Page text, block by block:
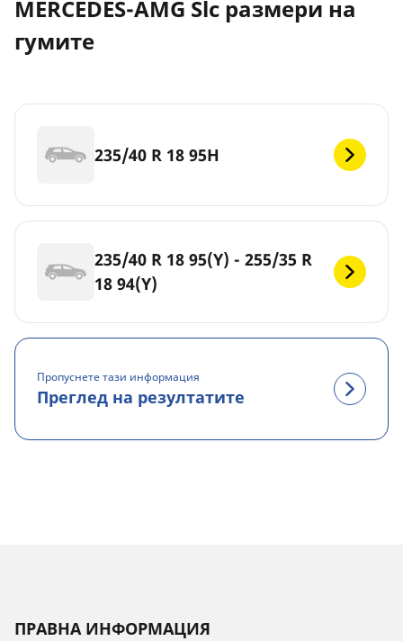
MERCEDES-AMG Slc размери на
гумите
235/40 R 18 95H
235/40 R 18 95(Y) - 255/35 R
18 94(Y)
Пропуснете тази информация
Преглед на резултатите
ПРАВНА ИНФОРМАЦИЯ